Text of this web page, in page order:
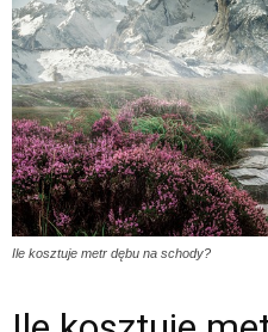
Ile kosztuje metr dębu na schody?